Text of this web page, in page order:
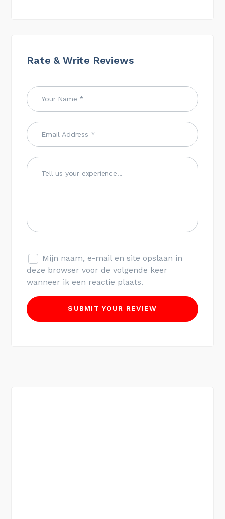
Rate & Write Reviews
Mijn naam, e-mail en site opslaan in
deze browser voor de volgende keer
wanneer ik een reactie plaats.